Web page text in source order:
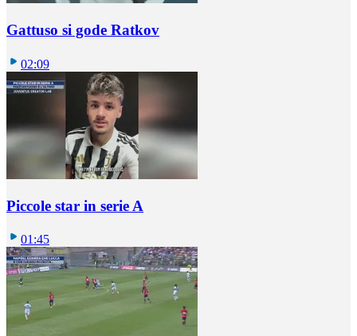
Gattuso si gode Ratkov
02:09
Piccole star in serie A
01:45